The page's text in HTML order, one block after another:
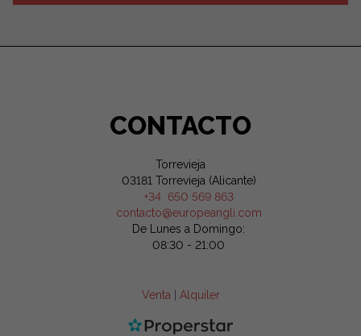
CONTACTO
Torrevieja
03181 Torrevieja (Alicante)
+34 650 569 863
contacto@europeangli.com
De Lunes a Domingo:
08:30 - 21:00
Venta Alquiler